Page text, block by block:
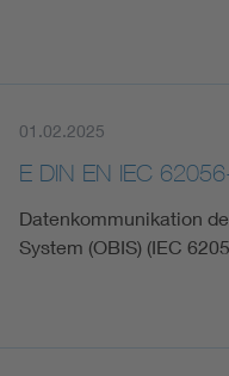
01.02.2025
E DIN EN IEC
Datenkommunikation
System (OBIS) (IEC